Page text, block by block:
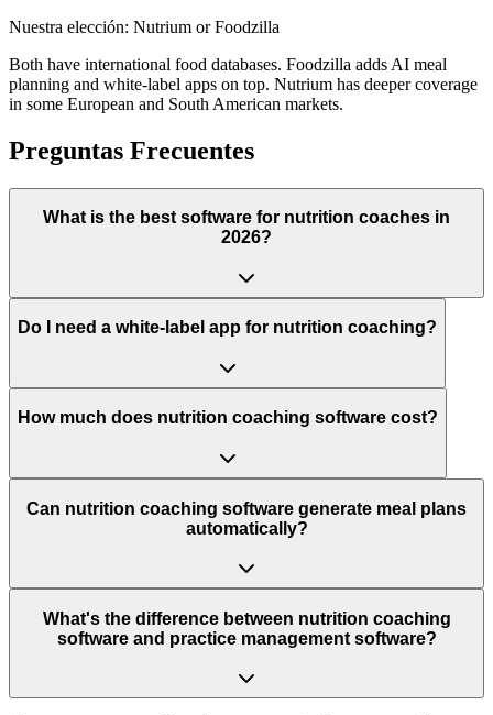
Nuestra elección: Nutrium or Foodzilla
Both have international food databases. Foodzilla adds AI meal
planning and white-label apps on top. Nutrium has deeper coverage
in some European and South American markets.
Preguntas Frecuentes
What is the best software for nutrition coaches in
2026?
Do I need a white-label app for nutrition coaching?
How much does nutrition coaching software cost?
Can nutrition coaching software generate meal plans
automatically?
What's the difference between nutrition coaching
software and practice management software?